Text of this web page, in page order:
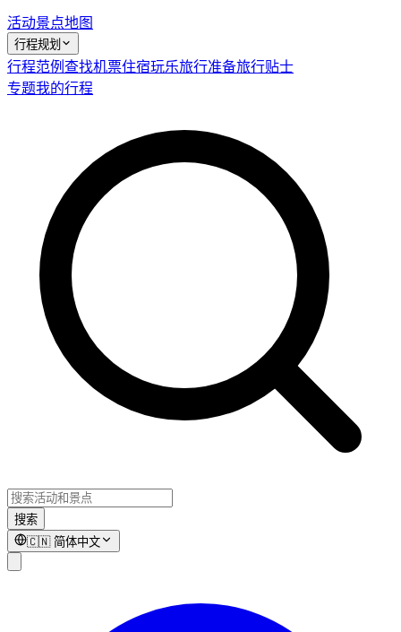
活动景点地图
行程规划
行程范例 查找机票住宿玩乐旅行准备旅行贴士
专题我的行程
搜索
🇨🇳 简体中文